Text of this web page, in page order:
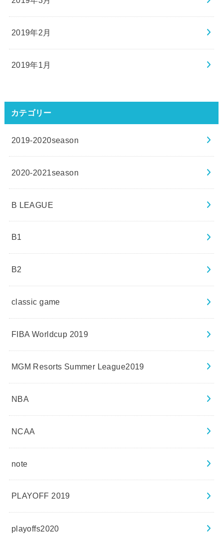
2019年2月
2019年1月
カテゴリー
2019-2020season
2020-2021season
B LEAGUE
B1
B2
classic game
FIBA Worldcup 2019
MGM Resorts Summer League2019
NBA
NCAA
note
PLAYOFF 2019
playoffs2020